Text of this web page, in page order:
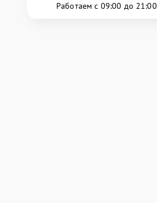
Работаем с 09:00 до 21:00